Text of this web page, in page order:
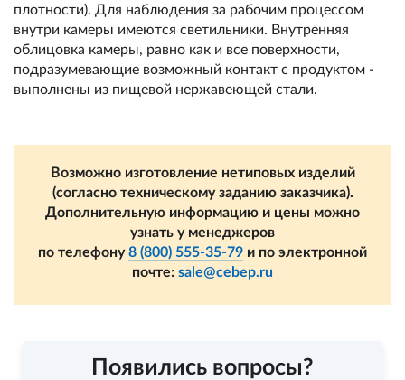
плотности). Для наблюдения за рабочим процессом
внутри камеры имеются светильники. Внутренняя
облицовка камеры, равно как и все поверхности,
подразумевающие возможный контакт с продуктом -
выполнены из пищевой нержавеющей стали.
Возможно изготовление нетиповых изделий
(согласно техническому заданию заказчика).
Дополнительную информацию и цены можно
узнать у менеджеров
по телефону8 (800) 555-35-79 и по электронной
почте: sale@cebep.ru
Появились вопросы?